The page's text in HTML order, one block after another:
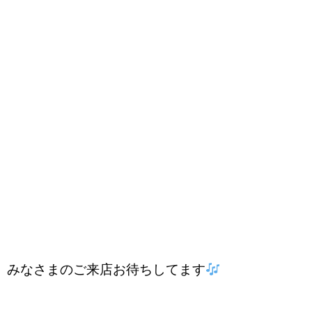
みなさまのご来店お待ちしてます